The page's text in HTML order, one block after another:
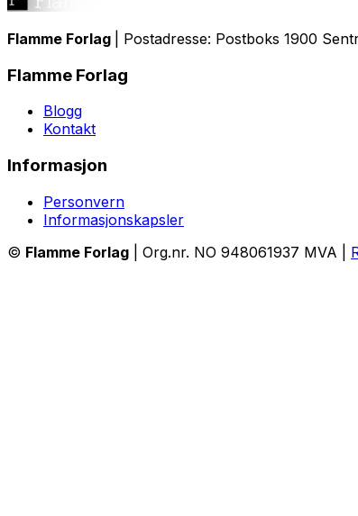
Flamme Forlag | Postadresse: Postboks 1900
Flamme Forlag
Blogg
Kontakt
Informasjon
Personvern
Informasjonskapsler
© Flamme Forlag | Org.nr. NO 948061937 MVA |